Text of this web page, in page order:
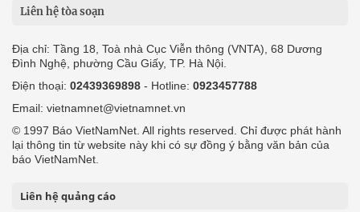
Liên hệ tòa soạn
Địa chỉ: Tầng 18, Toà nhà Cục Viễn thông (VNTA), 68 Dương
Đình Nghệ, phường Cầu Giấy, TP. Hà Nội.
Điện thoại: 02439369898 - Hotline: 0923457788
Email: vietnamnet@vietnamnet.vn
© 1997 Báo VietNamNet. All rights reserved. Chỉ được phát hành
lại thông tin từ website này khi có sự đồng ý bằng văn bản của
báo VietNamNet.
Liên hệ quảng cáo